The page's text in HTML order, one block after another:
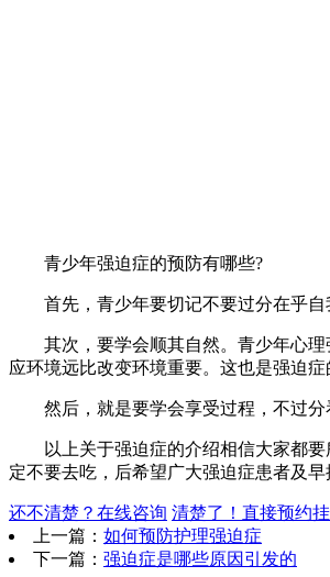
青少年强迫症的预防有哪些?
首先，青少年要切记不要过分在乎自
其次，要学会顺其自然。青少年心理
应环境远比改变环境重要。这也是强迫症
然后，就是要学会享受过程，不过分
以上关于强迫症的介绍相信大家都要
定不要去吃，后希望广大强迫症患者及早
还不清楚？在线咨询 清楚了！直接预约
上一篇： 如何预防护理强迫症
下一篇： 强迫症是哪些原因引发的